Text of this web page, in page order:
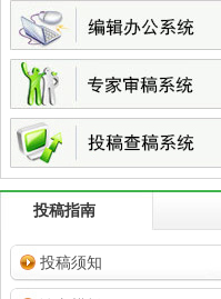
投稿指南
投稿须知